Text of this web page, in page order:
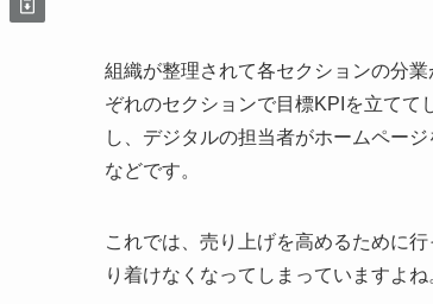
組織が整理されて各セクションの分
ぞれのセクションで目標KPIを立てて
し、デジタルの担当者がホームペー
などです。
これでは、売り上げを高めるために
り着けなくなってしまっていますよね